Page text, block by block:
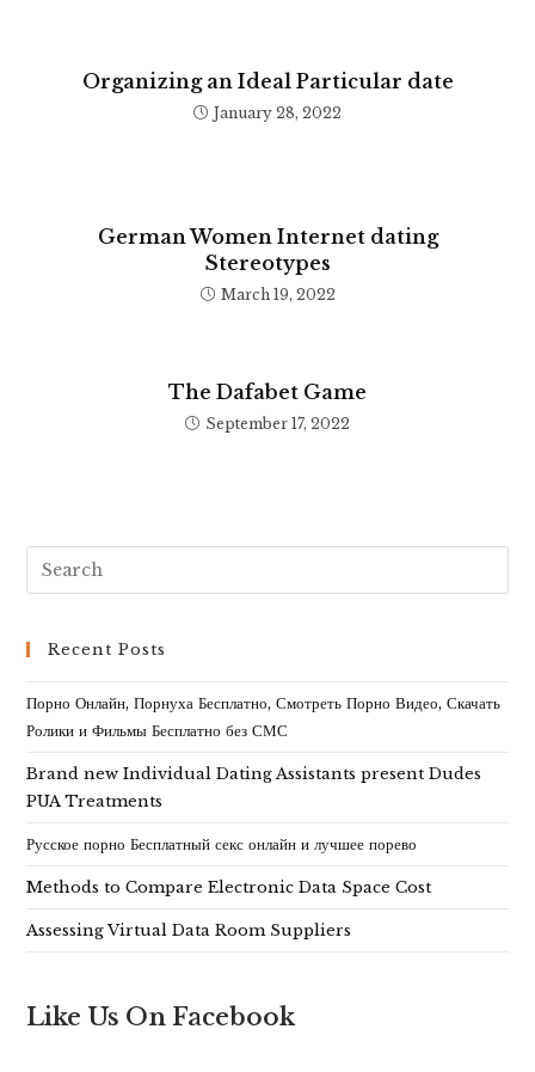
Organizing an Ideal Particular date
January 28, 2022
German Women Internet dating
Stereotypes
March 19, 2022
The Dafabet Game
September 17, 2022
Recent Posts
Порно Онлайн, Порнуха Бесплатно, Смотреть Порно Видео, Скачать
Ролики и Фильмы Бесплатно без СМС
Brand new Individual Dating Assistants present Dudes
PUA Treatments
Русское порно Бесплатный секс онлайн и лучшее порево
Methods to Compare Electronic Data Space Cost
Assessing Virtual Data Room Suppliers
Like Us On Facebook